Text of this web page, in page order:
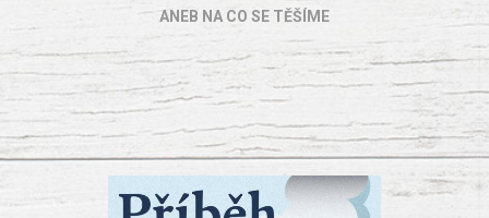
ANEB NA CO SE TĚŠÍME